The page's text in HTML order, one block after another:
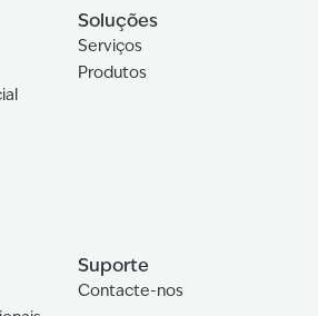
Soluções
Serviços
Produtos
Suporte
Contacte-nos